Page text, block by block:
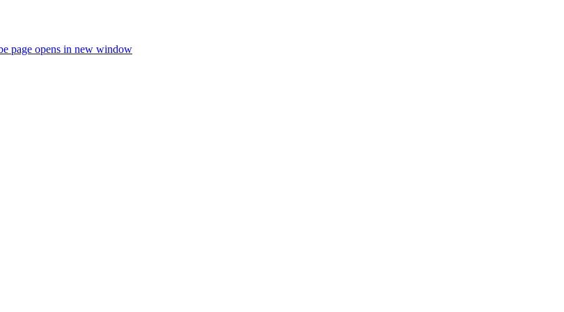
page opens in new window